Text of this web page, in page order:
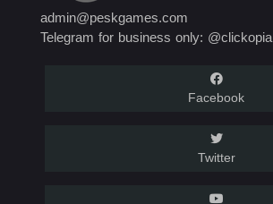
admin@peskgames.com
Telegram for business only: @clickopia
Facebook
Twitter